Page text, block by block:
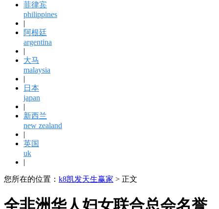
菲律宾
philippines
|
阿根廷
argentina
|
大马
malaysia
|
日本
japan
|
新西兰
new zealand
|
英国
uk
|
您所在的位置： k8凯发天生赢家 > 正文
全非洲华人妇女联合总会名誉